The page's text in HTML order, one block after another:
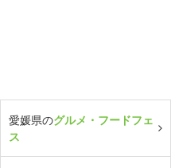
愛媛県のグルメ・フードフェ
ス